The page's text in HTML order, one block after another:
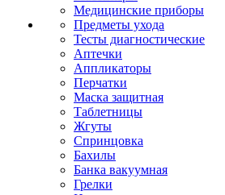
Медицинские приборы
Предметы ухода
Тесты диагностические
Аптечки
Аппликаторы
Перчатки
Маска защитная
Таблетницы
Жгуты
Спринцовка
Бахилы
Банка вакуумная
Грелки